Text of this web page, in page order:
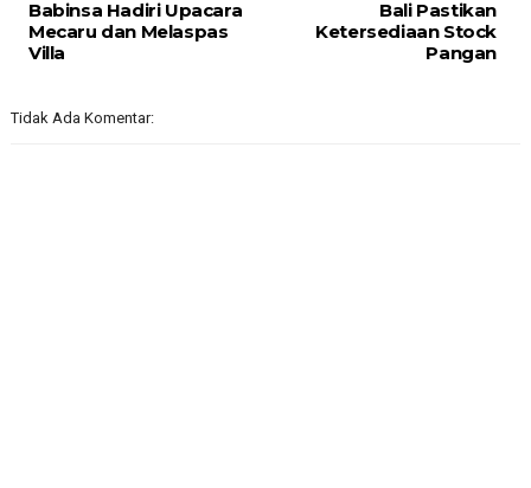
Bali Pastikan
Ketersediaan Stock
Pangan
Babinsa Hadiri Upacara
Mecaru dan Melaspas
Villa
Tidak Ada Komentar: